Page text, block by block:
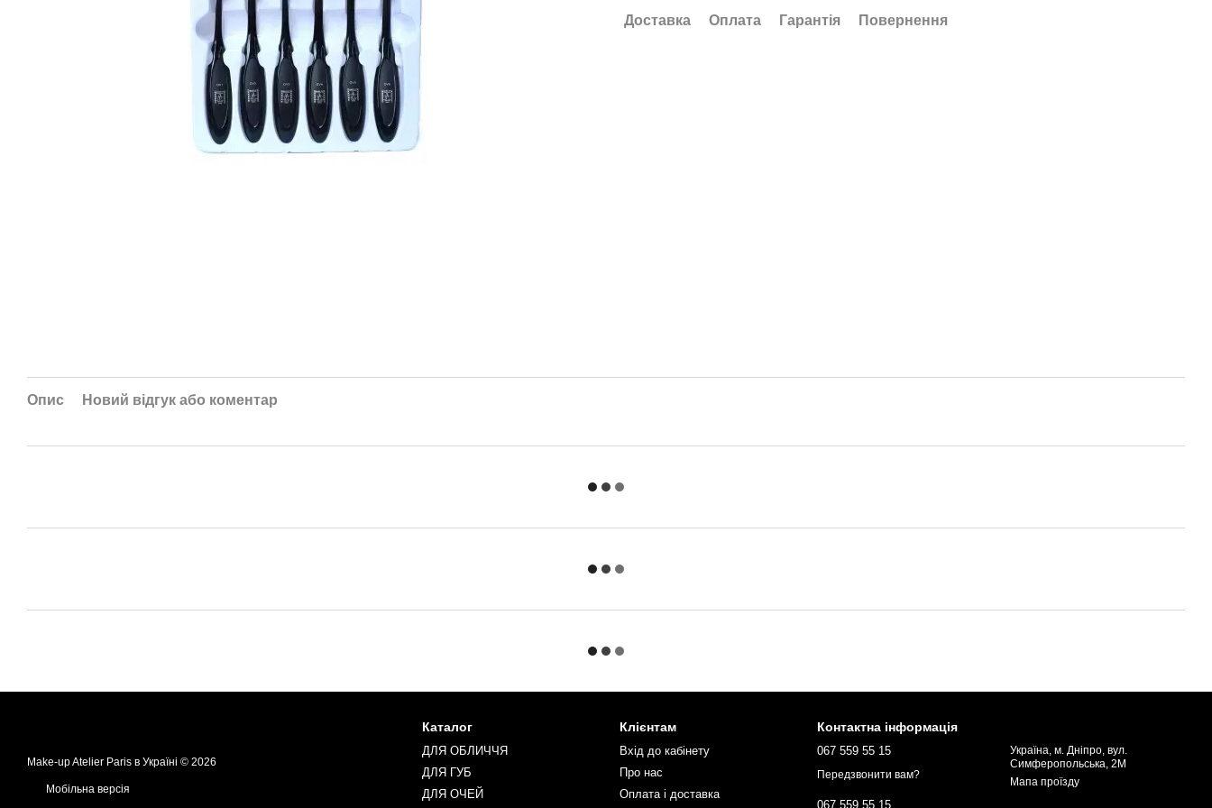
Доставка Оплата Гарантія Повернення
Опис Новий відгук або коментар
Make-up Atelier Paris в Україні © 2026
Мобільна версія
Каталог
ДЛЯ ОБЛИЧЧЯ
ДЛЯ ГУБ
ДЛЯ ОЧЕЙ
Клієнтам
Вхід до кабінету
Про нас
Оплата і доставка
Контактна інформація
067 559 55 15
Передзвонити вам?
067 559 55 15
Україна, м. Дніпро, вул.
Симферопольська, 2М
Мапа проїзду